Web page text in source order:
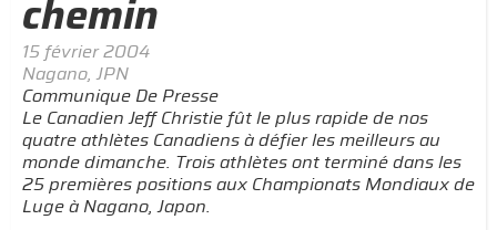
chemin
15 février 2004
Nagano, JPN
Communique De Presse
Le Canadien Jeff Christie fût le plus rapide de nos
quatre athlètes Canadiens à défier les meilleurs au
monde dimanche. Trois athlètes ont terminé dans les
25 premières positions aux Championats Mondiaux de
Luge à Nagano, Japon.